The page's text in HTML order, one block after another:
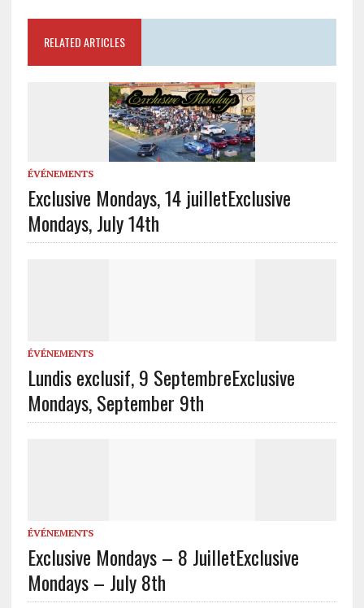
RELATED ARTICLES
ÉVÉNEMENTS
Exclusive Mondays, 14 juilletExclusive
Mondays, July 14th
ÉVÉNEMENTS
Lundis exclusif, 9 SeptembreExclusive
Mondays, September 9th
ÉVÉNEMENTS
Exclusive Mondays – 8 JuilletExclusive
Mondays – July 8th